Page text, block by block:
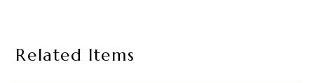
Related Items